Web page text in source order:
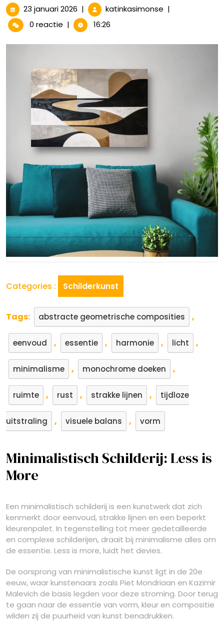
23 januari 2026 23
januari
2026
| katinkasimonse De|
0 reactie | 16:26
Categories : Schilderkunst
Tags: abstracte geometrische composities ,
eenvoud , essentie , harmonie , licht ,
minimalisme , monochrome doeken ,
ruimte , rust , strakke lijnen , tijdloze
uitstraling , visuele balans , vorm
Minimalistisch Schilderij: Less is
More
Een minimalistisch schilderij is een kunstwerk dat zich
kenmerkt door eenvoud, strakke lijnen en een beperkt
kleurenpalet. In tegenstelling tot meer gedetailleerde
en complexe schilderijen, draait bij minimalisme alles om
de essentie. Less is more, luidt het devies.
De oorsprong van minimalistische kunst ligt in de 20e
eeuw, waar kunstenaars zoals Piet Mondriaan en Kazimir
Malevich de basis legden voor deze stroming. Door terug
te gaan naar de essentie van vorm, kleur en compositie
wilden zij de puurheid van kunst benadrukken.